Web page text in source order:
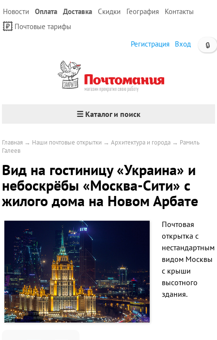
Новости Оплата Доставка Скидки География
Контакты
Почтовые тарифы
🔒
Регистрация Вход
☰ Каталог и поиск
Главная → Наши почтовые открытки →Архитектура и города → Рамиль
Галеев
Вид на гостиницу «Украина» и
небоскрёбы «Москва-Сити» с
жилого дома на Новом Арбате
Почтовая
открытка с
нестандартным
видом Москвы
с крыши
высотного
здания.